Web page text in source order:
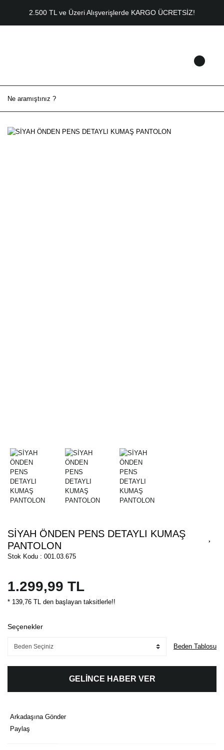
2.500 TL ve Üzeri Alışverişlerde KARGO ÜCRETSİZ!
SİYAH ÖNDEN PENS DETAYLI KUMAŞ
PANTOLON
Stok Kodu : 001.03.675
1.299,99 TL
* 139,76 TL den başlayan taksitlerle!!
Seçenekler
Beden Tablosu
GELİNCE HABER VER
Arkadaşına Gönder
Paylaş